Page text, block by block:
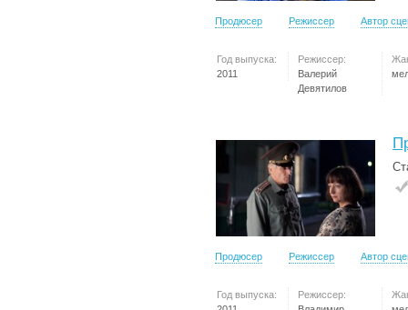
Продюсер Режиссер Автор
Год выпуска:
2011
Режиссер:
Валерий
Девятилов
Продюсер Режиссер Автор
Год выпуска:
Режиссер: